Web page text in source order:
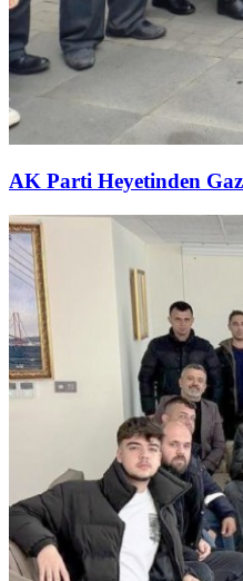
AK Parti Heyetinden